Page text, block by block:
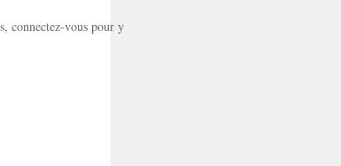
connectez-vous pour y